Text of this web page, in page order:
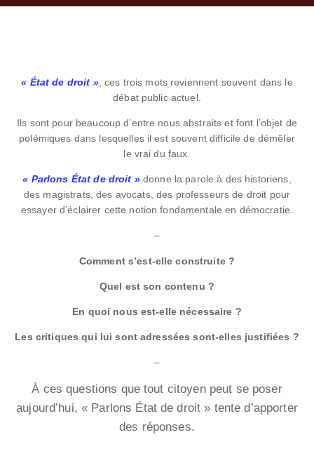
« État de droit », ces trois mots reviennent souvent dans le
débat public actuel.
Ils sont pour beaucoup d’entre nous abstraits et font l’objet de
polémiques dans lesquelles il est souvent difficile de démêler
le vrai du faux.
« Parlons État de droit »donne la parole à des historiens,
des magistrats, des avocats, des professeurs de droit pour
essayer d’éclairer cette notion fondamentale en démocratie.
–
Comment s’est-elle construite ?
Quel est son contenu ?
En quoi nous est-elle nécessaire ?
Les critiques qui lui sont adressées sont-elles justifiées ?
–
À ces questions que tout citoyen peut se poser
aujourd’hui, « Parlons État de droit » tente d’apporter
des réponses.